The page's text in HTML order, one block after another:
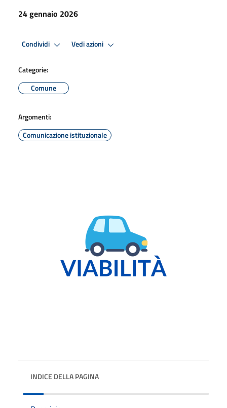
24 gennaio 2026
Condividi Vedi azioni
Categorie:
Comune
Argomenti:
Comunicazione istituzionale
INDICE DELLA PAGINA